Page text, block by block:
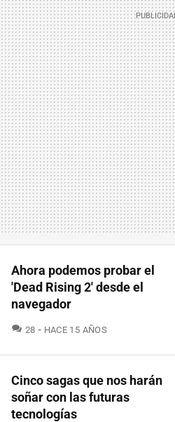
Ahora podemos probar el
'Dead Rising 2' desde el
navegador
28 COMENTARIOS
HACE 15 AÑOS
Cinco sagas que nos harán
soñar con las futuras
tecnologías